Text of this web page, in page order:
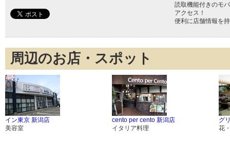
読取機能付きのモ
アクセス！
便利に店舗情報を
周辺のお店・スポット
イン東京 新潟店
美容室
cento per cento 新潟店
イタリア料理
グ
花